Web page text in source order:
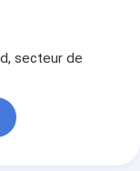
secteur de